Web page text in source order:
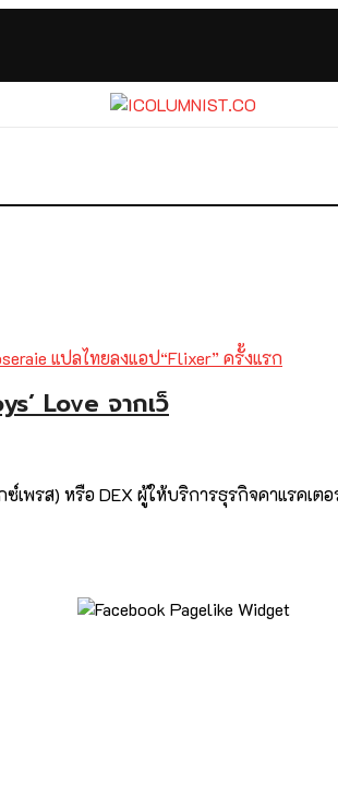
Love จากเว็
เพรส) หรือ DEX ผู้ให้บริการธุรกิจคาแรค